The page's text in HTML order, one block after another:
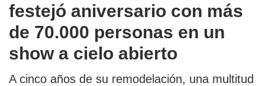
festejó aniversario con más
de 70.000 personas en un
show a cielo abierto
A cinco años de su remodelación, una multitud